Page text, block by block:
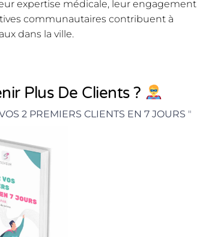
expertise médicale, leur engagement
communautaires contribuent à
dans la ville.
Plus De Clients ?
2 PREMIERS CLIENTS EN 7 JOURS "